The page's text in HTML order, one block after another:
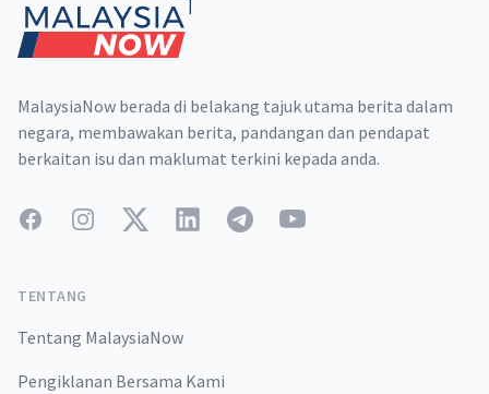
MalaysiaNow berada di belakang tajuk utama berita dalam
negara, membawakan berita, pandangan dan pendapat
berkaitan isu dan maklumat terkini kepada anda.
FacebookInstagramTwitterLinkedInTelegramYouTube
TENTANG
Tentang MalaysiaNow
Pengiklanan Bersama Kami